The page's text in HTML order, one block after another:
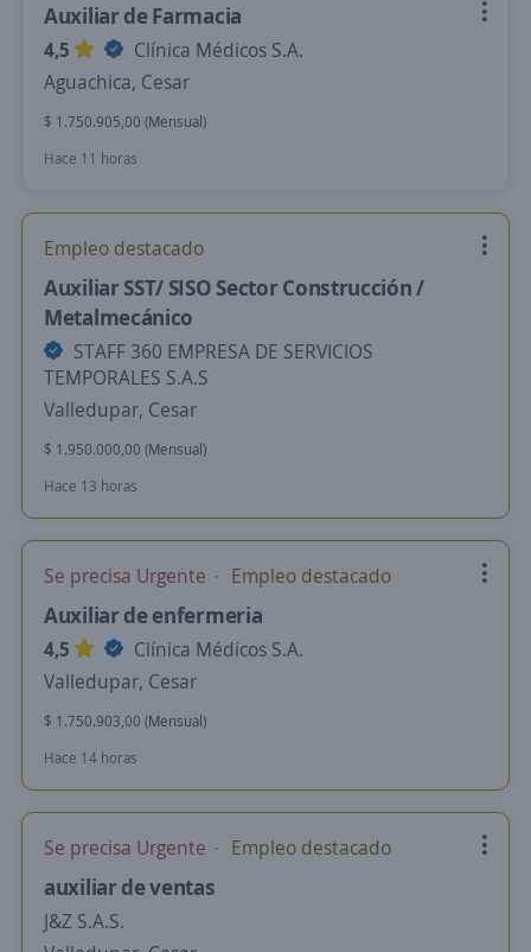
Auxiliar de Farmacia
4,5
Clínica Médicos S.A.
Aguachica, Cesar
$ 1.750.905,00 (Mensual)
Hace 11 horas
Empleo destacado
Auxiliar SST/ SISO Sector Construcción /
Metalmecánico
STAFF 360 EMPRESA DE SERVICIOS
TEMPORALES S.A.S
Valledupar, Cesar
$ 1.950.000,00 (Mensual)
Hace 13 horas
Se precisa Urgente Empleo destacado
Auxiliar de enfermeria
4,5
Clínica Médicos S.A.
Valledupar, Cesar
$ 1.750.903,00 (Mensual)
Hace 14 horas
Se precisa Urgente Empleo destacado
auxiliar de ventas
J&Z S.A.S.